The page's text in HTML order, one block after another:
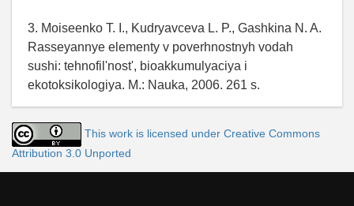
3. Moiseenko T. I., Kudryavceva L. P., Gashkina N. A.
Rasseyannye elementy v poverhnostnyh vodah
sushi: tehnofil'nost', bioakkumulyaciya i
ekotoksikologiya. M.: Nauka, 2006. 261 s.
This work is licensed under Creative Commons
Attribution 3.0 Unported